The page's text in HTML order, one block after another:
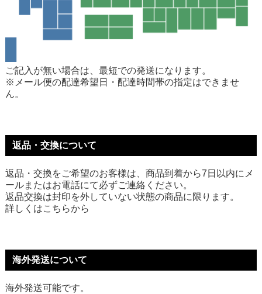
ご記入が無い場合は、最短での発送になります。
※メール便の配達希望日・配達時間帯の指定はできませ
ん。
返品・交換について
返品・交換をご希望のお客様は、商品到着から7日以内にメ
ールまたはお電話にて必ずご連絡ください。
返品交換は封印を外していない状態の商品に限ります。
詳しくはこちらから
海外発送について
海外発送可能です。